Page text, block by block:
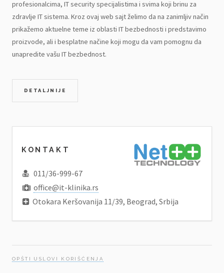
profesionalcima, IT security specijalistima i svima koji brinu za
zdravlje IT sistema. Kroz ovaj web sajt želimo da na zanimljiv način
prikažemo aktuelne teme iz oblasti IT bezbednosti i predstavimo
proizvode, ali i besplatne načine koji mogu da vam pomognu da
unapredite vašu IT bezbednost.
DETALJNIJE
KONTAKT
011/36-999-67
office@it-klinika.rs
Otokara Keršovanija 11/39, Beograd, Srbija
OPŠTI USLOVI KORIŠĆENJA